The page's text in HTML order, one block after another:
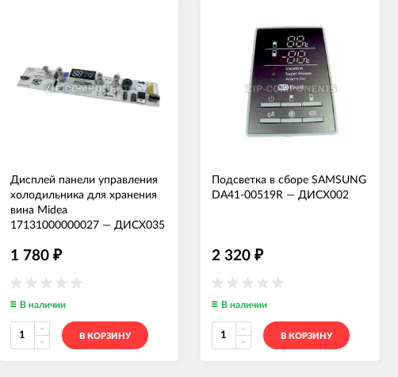
Дисплей панели управления
холодильника для хранения
вина Midea
17131000000027 — ДИСХ035
1 780 ₽
В наличии
В КОРЗИНУ
Подсветка в сборе SAMSUNG
DA41-00519R — ДИСХ002
2 320 ₽
В наличии
В КОРЗИНУ